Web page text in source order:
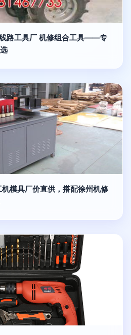
路工具厂 机修组合工具——专
模具厂价直供，搭配徐州机修